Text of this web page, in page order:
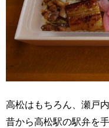
高松はもちろん、瀬戸
昔から高松駅の駅弁を